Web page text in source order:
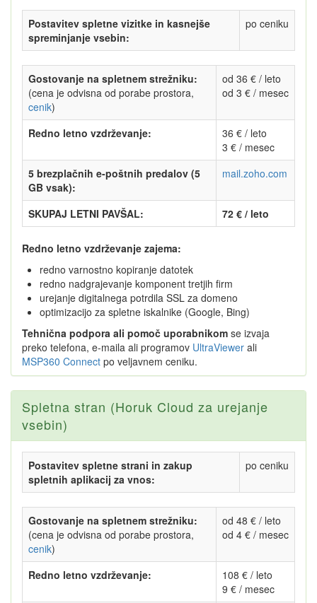
Postavitev spletne vizitke in kasnejše
spreminjanje vsebin:
po ceniku
Gostovanje na spletnem strežniku:
(cena je odvisna od porabe prostora,
cenik)
od 36 € / leto
od 3 € / mesec
Redno letno vzdrževanje:
36 € / leto
3 € / mesec
5 brezplačnih e-poštnih predalov (5
GB vsak):
mail.zoho.com
SKUPAJ LETNI PAVŠAL: 72 € / leto
Redno letno vzdrževanje zajema:
redno varnostno kopiranje datotek
redno nadgrajevanje komponent tretjih firm
urejanje digitalnega potrdila SSL za domeno
optimizacijo za spletne iskalnike (Google, Bing)
Tehnična podpora ali pomoč uporabnikom se izvaja
preko telefona, e-maila ali programov UltraViewer ali
MSP360 Connect po veljavnem ceniku.
Spletna stran (Horuk Cloud za urejanje
vsebin)
Postavitev spletne strani in zakup
spletnih aplikacij za vnos:
po ceniku
Gostovanje na spletnem strežniku:
(cena je odvisna od porabe prostora,
cenik)
od 48 € / leto
od 4 € / mesec
Redno letno vzdrževanje:
108 € / leto
9 € / mesec